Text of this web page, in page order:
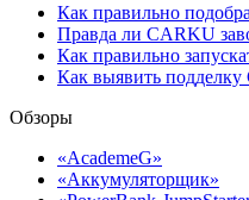
Как правильно
Правда ли CARKU
Как правильно
Как выявить
Обзоры
«AcademeG»
«Аккумуляторщик»